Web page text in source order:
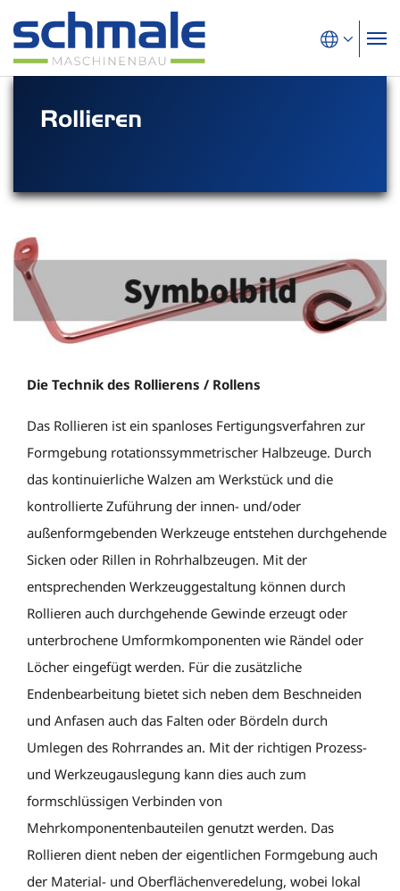
Rollieren
Die Technik des Rollierens / Rollens
Das Rollieren ist ein spanloses Fertigungsverfahren zur
Formgebung rotationssymmetrischer Halbzeuge. Durch
das kontinuierliche Walzen am Werkstück und die
kontrollierte Zuführung der innen- und/oder
außenformgebenden Werkzeuge entstehen durchgehende
Sicken oder Rillen in Rohrhalbzeugen. Mit der
entsprechenden Werkzeuggestaltung können durch
Rollieren auch durchgehende Gewinde erzeugt oder
unterbrochene Umformkomponenten wie Rändel oder
Löcher eingefügt werden. Für die zusätzliche
Endenbearbeitung bietet sich neben dem Beschneiden
und Anfasen auch das Falten oder Bördeln durch
Umlegen des Rohrrandes an. Mit der richtigen Prozess-
und Werkzeugauslegung kann dies auch zum
formschlüssigen Verbinden von
Mehrkomponentenbauteilen genutzt werden. Das
Rollieren dient neben der eigentlichen Formgebung auch
der Material- und Oberflächenveredelung, wobei lokal